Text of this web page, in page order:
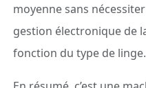
moyenne sans
gestion électronique de
fonction du type de linge.